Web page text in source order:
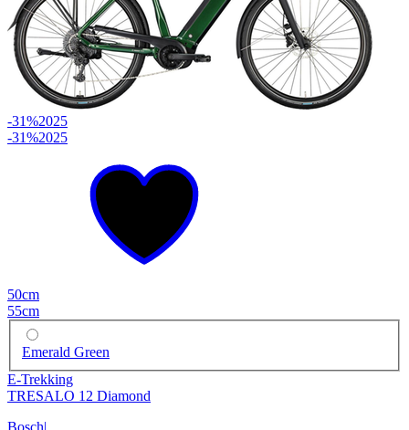
-31%2025
-31%2025
50cm
55cm
Emerald Green
E-Trekking
TRESALO 12 Diamond